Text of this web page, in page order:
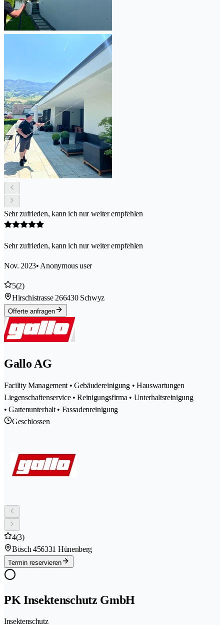
Sehr zufrieden, kann ich nur weiter empfehlen
Sehr zufrieden, kann ich nur weiter empfehlen
Nov. 2023• Anonymous user
5(2)
Hirschistrasse 266430 Schwyz
Offerte anfragen
Gallo AG
Facility Management • Gebäudereinigung • Hauswartungen
Liegenschaftenservice • Reinigungsfirma • Unterhaltsreinigung
• Gartenunterhalt • Fassadenreinigung
Geschlossen
4(3)
Bösch 456331 Hünenberg
Termin reservieren
PK Insektenschutz GmbH
Insektenschutz